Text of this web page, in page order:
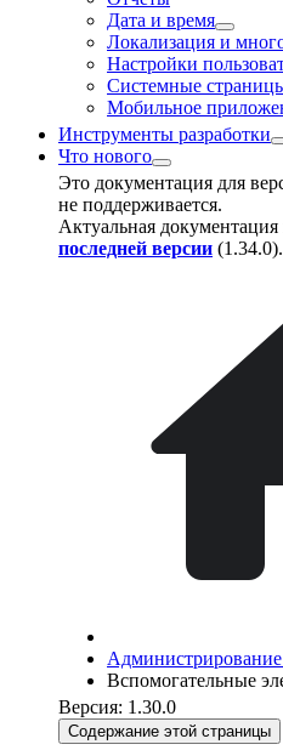
Дата и время
Локализация и
Настройки
Системные
Мобильное
Инструменты разработки
Что нового
Это документация для
не поддерживается.
Актуальная
последней версии (1.34.0).
Вспомогательные
Версия: 1.30.0
Содержание этой страницы